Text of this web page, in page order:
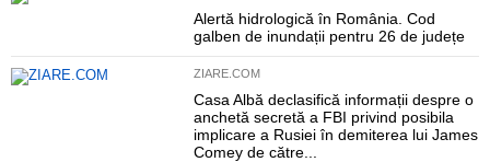
Alertă hidrologică în România. Cod
galben de inundații pentru 26 de județe
ZIARE.COM
Casa Albă declasifică informații despre o
anchetă secretă a FBI privind posibila
implicare a Rusiei în demiterea lui James
Comey de către...